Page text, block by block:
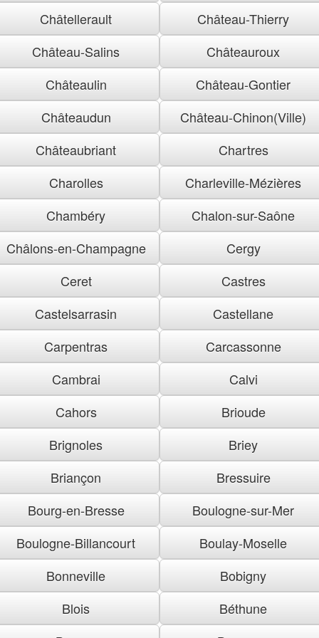
Châtellerault
Château-Thierry
Château-Salins
Châteauroux
Châteaulin
Château-Gontier
Châteaudun
Château-Chinon(Ville)
Châteaubriant
Chartres
Charolles
Charleville-Mézières
Chambéry
Chalon-sur-Saône
Châlons-en-Champagne
Cergy
Ceret
Castres
Castelsarrasin
Castellane
Carpentras
Carcassonne
Cambrai
Calvi
Cahors
Brioude
Brignoles
Briey
Briançon
Bressuire
Bourg-en-Bresse
Boulogne-sur-Mer
Boulogne-Billancourt
Boulay-Moselle
Bonneville
Bobigny
Blois
Béthune